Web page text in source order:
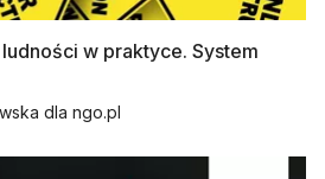
w praktyce. System
dla ngo.pl